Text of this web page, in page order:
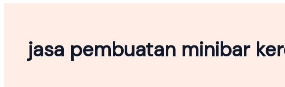
jasa pembuatan minibar